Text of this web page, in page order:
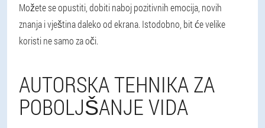
Možete se opustiti, dobiti naboj pozitivnih emocija, novih
znanja i vještina daleko od ekrana. Istodobno, bit će velike
koristi ne samo za oči.
AUTORSKA TEHNIKA ZA
POBOLJŠANJE VIDA